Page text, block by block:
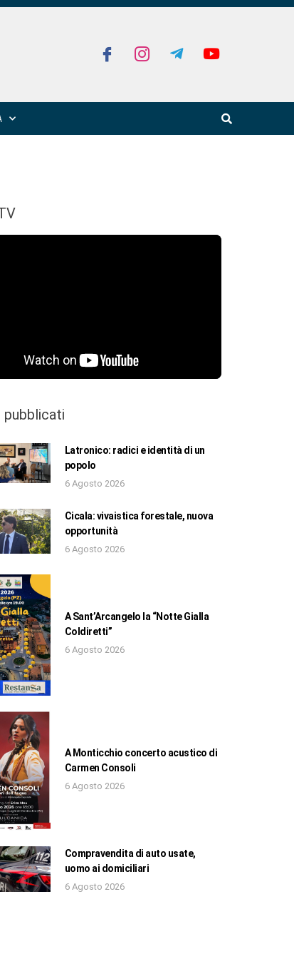
pubblicati
Latronico: radici e identità di un
popolo
6 Agosto 2026
Cicala: vivaistica forestale, nuova
opportunità
6 Agosto 2026
A Sant’Arcangelo la “Notte Gialla
Coldiretti”
6 Agosto 2026
A Monticchio concerto acustico di
Carmen Consoli
6 Agosto 2026
Compravendita di auto usate,
uomo ai domiciliari
6 Agosto 2026